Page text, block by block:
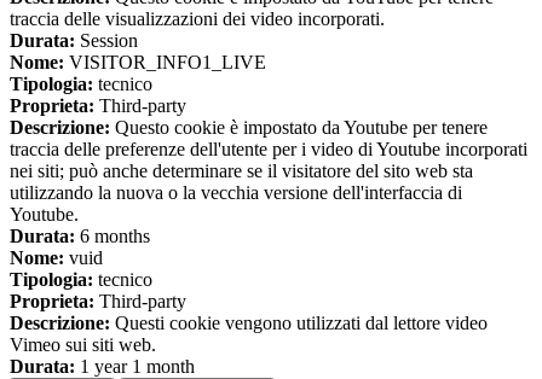
traccia delle visualizzazioni dei video incorporati.
Durata: Session
Nome: VISITOR_INFO1_LIVE
Tipologia: tecnico
Proprieta: Third-party
Descrizione: Questo cookie è impostato da Youtube per tenere
traccia delle preferenze dell'utente per i video di Youtube incorporati
nei siti; può anche determinare se il visitatore del sito web sta
utilizzando la nuova o la vecchia versione dell'interfaccia di
Youtube.
Durata: 6 months
Nome: vuid
Tipologia: tecnico
Proprieta: Third-party
Descrizione: Questi cookie vengono utilizzati dal lettore video
Vimeo sui siti web.
Durata: 1 year 1 month